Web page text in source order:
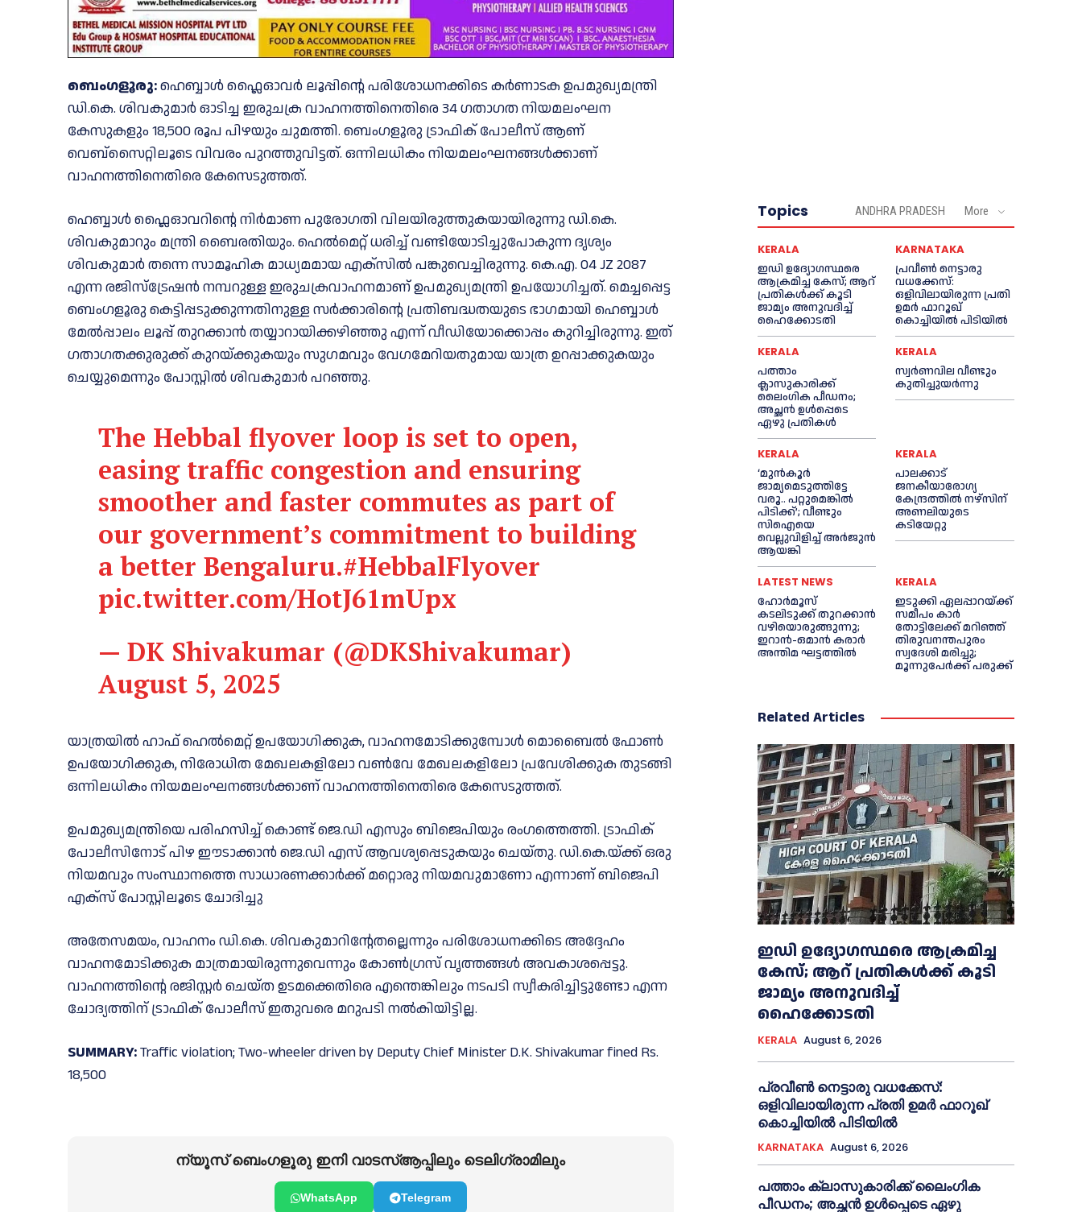
ബെംഗളൂരു:ഹെബ്ബാൾ ഫ്ലൈഓവർ ലൂപ്പിന്റെ പരിശോധനക്കിടെ കർണാടക ഉപമുഖ്യമന്ത്രി
ഡി.കെ. ശിവകുമാർ ഓടിച്ച ഇരുചക്ര വാഹനത്തിനെതിരെ 34 ഗതാഗത നിയമലംഘന
കേസുകളും 18,500 രൂപ പിഴയും ചുമത്തി. ബെംഗളൂരു ട്രാഫിക് പോലീസ് ആണ്
വെബ്‌സൈറ്റിലൂടെ വിവരം പുറത്തുവിട്ടത്. ഒന്നിലധികം നിയമലംഘനങ്ങൾക്കാണ്
വാഹനത്തിനെതിരെ കേസെടുത്തത്.
ഹെബ്ബാള്‍ ഫ്ലൈഓവറിന്റെ നിര്‍മാണ പുരോഗതി വിലയിരുത്തുകയായിരുന്നു ഡി.കെ.
ശിവകുമാറും മന്ത്രി ബൈരതിയും. ഹെല്‍മെറ്റ് ധരിച്ച് വണ്ടിയോടിച്ചുപോകുന്ന ദൃശ്യം
ശിവകുമാര്‍ തന്നെ സാമൂഹിക മാധ്യമമായ എക്‌സില്‍ പങ്കുവെച്ചിരുന്നു. കെ.എ. 04 JZ 2087
എന്ന രജിസ്‌ട്രേഷന്‍ നമ്പറുള്ള ഇരുചക്രവാഹനമാണ് ഉപമുഖ്യമന്ത്രി ഉപയോഗിച്ചത്. മെച്ചപ്പെട്ട
ബെംഗളൂരു കെട്ടിപ്പടുക്കുന്നതിനുള്ള സര്‍ക്കാരിന്റെ പ്രതിബദ്ധതയുടെ ഭാഗമായി ഹെബ്ബാള്‍
മേല്‍പ്പാലം ലൂപ്പ് തുറക്കാന്‍ തയ്യാറായിക്കഴിഞ്ഞു എന്ന് വീഡിയോക്കൊപ്പം കുറിച്ചിരുന്നു. ഇത്
ഗതാഗതക്കുരുക്ക് കുറയ്ക്കുകയും സുഗമവും വേഗമേറിയതുമായ യാത്ര ഉറപ്പാക്കുകയും
ചെയ്യുമെന്നും പോസ്റ്റില്‍ ശിവകുമാര്‍ പറഞ്ഞു.
The Hebbal flyover loop is set to open,
easing traffic congestion and ensuring
smoother and faster commutes as part of
our government’s commitment to building
a better Bengaluru.#HebbalFlyover
pic.twitter.com/HotJ61mUpx
— DK Shivakumar (@DKShivakumar)
August 5, 2025
യാത്രയില്‍ ഹാഫ് ഹെൽമെറ്റ് ഉപയോഗിക്കുക, വാഹനമോടിക്കുമ്പോൾ മൊബൈൽ ഫോൺ
ഉപയോഗിക്കുക, നിരോധിത മേഖലകളിലോ വൺവേ മേഖലകളിലോ പ്രവേശിക്കുക തുടങ്ങി
ഒന്നിലധികം നിയമലംഘനങ്ങൾക്കാണ് വാഹനത്തിനെതിരെ കേസെടുത്തത്.
ഉപമുഖ്യമന്ത്രിയെ പരിഹസിച്ച് കൊണ്ട് ജെ.ഡി എസും ബിജെപിയും രംഗത്തെത്തി. ട്രാഫിക്
പോലീസിനോട് പിഴ ഈടാക്കാൻ ജെ.ഡി എസ് ആവശ്യപ്പെടുകയും ചെയ്തു. ഡി.കെ.യ്ക്ക് ഒരു
നിയമവും സംസ്ഥാനത്തെ സാധാരണക്കാര്‍ക്ക് മറ്റൊരു നിയമവുമാണോ എന്നാണ് ബിജെപി
എക്സ് പോസ്റ്റിലൂടെ ചോദിച്ചു
അതേസമയം, വാഹനം ഡി.കെ. ശിവകുമാറിന്റേതല്ലെന്നും പരിശോധനക്കിടെ അദ്ദേഹം
വാഹനമോടിക്കുക മാത്രമായിരുന്നുവെന്നും കോൺഗ്രസ് വൃത്തങ്ങൾ അവകാശപ്പെട്ടു.
വാഹനത്തിന്റെ രജിസ്റ്റർ ചെയ്ത ഉടമക്കെതിരെ എന്തെങ്കിലും നടപടി സ്വീകരിച്ചിട്ടുണ്ടോ എന്ന
ചോദ്യത്തിന് ട്രാഫിക് പോലീസ് ഇതുവരെ മറുപടി നൽകിയിട്ടില്ല.
SUMMARY:Traffic violation; Two-wheeler driven by Deputy Chief Minister D.K. Shivakumar fined Rs.
18,500
ന്യൂസ് ബെംഗളൂരു ഇനി വാടസ്ആപ്പിലും ടെലിഗ്രാമിലും
WhatsApp Telegram
Topics ANDHRA PRADESH More
KERALA
ഇഡി ഉദ്യോഗസ്ഥരെ
ആക്രമിച്ച കേസ്; ആറ്
പ്രതികള്‍ക്ക് കൂടി
ജാമ്യം അനുവദിച്ച്‌
ഹൈക്കോടതി
KARNATAKA
പ്രവീണ്‍ നെട്ടാരു
വധക്കേസ്:
ഒളിവിലായിരുന്ന പ്രതി
ഉമര്‍ ഫാറൂഖ്
കൊച്ചിയില്‍ പിടിയില്‍
KERALA
പത്താം
ക്ലാസുകാരിക്ക്
ലൈംഗിക പീഡനം;
അച്ഛന്‍ ഉള്‍പ്പെടെ
ഏഴു പ്രതികള്‍
KERALA
സ്വർണവില വീണ്ടും
കുതിച്ചുയർന്നു
KERALA
‘മുൻ‌കൂര്‍
ജാമ്യമെടുത്തിട്ടേ
വരൂ.. പറ്റുമെങ്കില്‍
പിടിക്ക്’; വീണ്ടും
സിഐയെ
വെല്ലുവിളിച്ച്‌ അര്‍ജുന്‍
ആയങ്കി
KERALA
പാലക്കാട്
ജനകീയാരോഗ്യ
കേന്ദ്രത്തില്‍ നഴ്‌സിന്
അണലിയുടെ
കടിയേറ്റു
LATEST NEWS
ഹോർമൂസ്
കടലിടുക്ക് തുറക്കാൻ
വഴിയൊരുങ്ങുന്നു;
ഇറാൻ-ഒമാൻ കരാർ
അന്തിമ ഘട്ടത്തിൽ
KERALA
ഇടുക്കി ഏലപ്പാറയ്ക്ക്
സമീപം കാര്‍
തോട്ടിലേക്ക് മറിഞ്ഞ്
തിരുവനന്തപുരം
സ്വദേശി മരിച്ചു;
മൂന്നുപേര്‍ക്ക് പരുക്ക്
Related Articles
ഇഡി ഉദ്യോഗസ്ഥരെ ആക്രമിച്ച
കേസ്; ആറ് പ്രതികള്‍ക്ക് കൂടി
ജാമ്യം അനുവദിച്ച്‌
ഹൈക്കോടതി
KERALA August 6, 2026
പ്രവീണ്‍ നെട്ടാരു വധക്കേസ്:
ഒളിവിലായിരുന്ന പ്രതി ഉമര്‍ ഫാറൂഖ്
കൊച്ചിയില്‍ പിടിയില്‍
KARNATAKA August 6, 2026
പത്താം ക്ലാസുകാരിക്ക് ലൈംഗിക
പീഡനം; അച്ഛന്‍ ഉള്‍പ്പെടെ ഏഴു